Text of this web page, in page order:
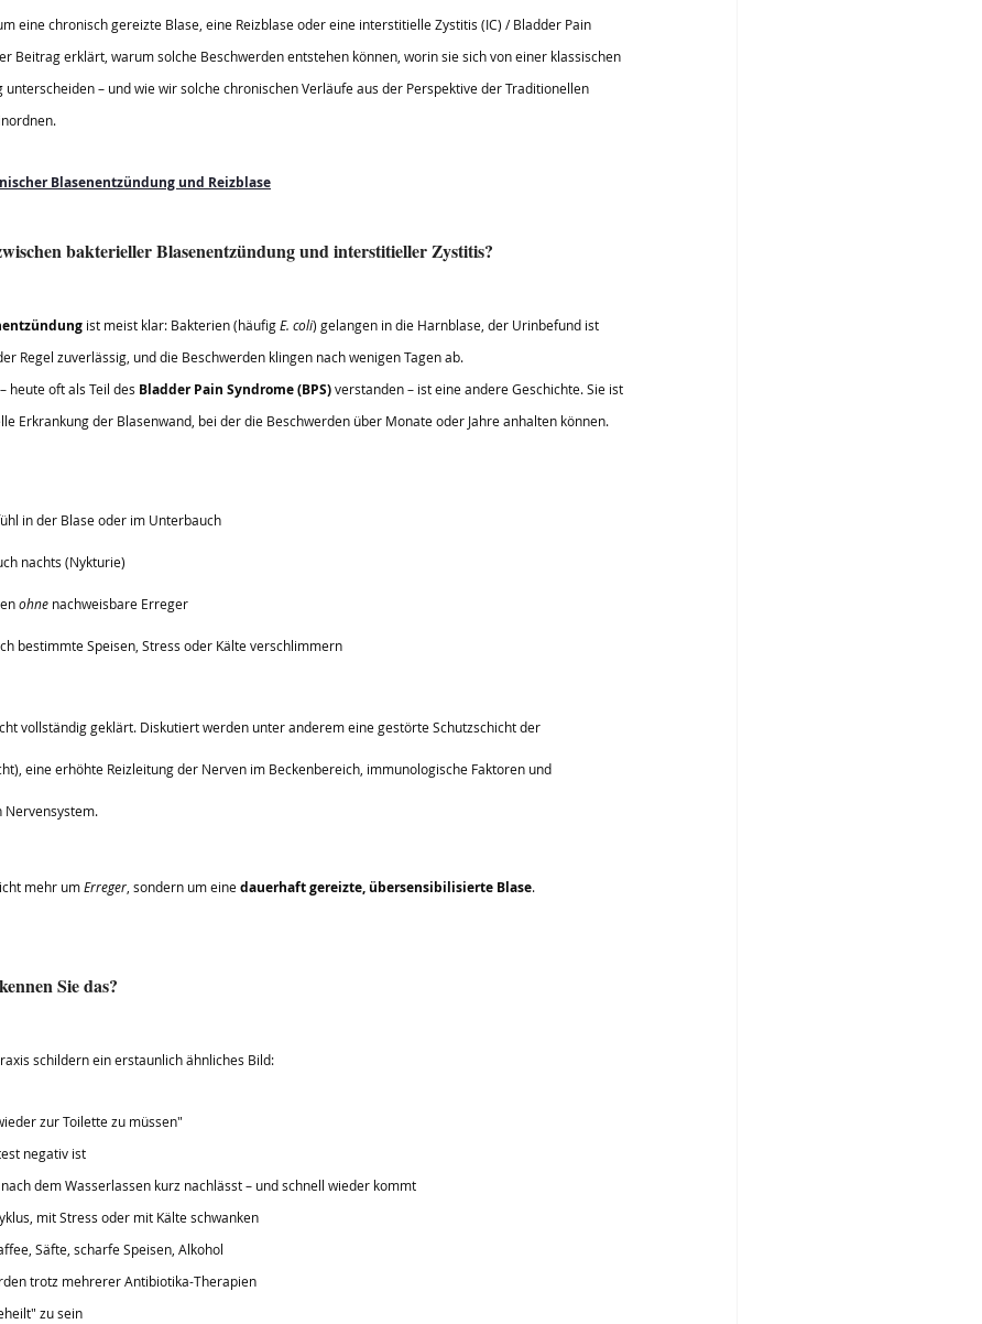
eine chronisch gereizte Blase, eine Reizblase oder eine interstitielle Zystitis (IC) / Bladder Pain
Beitrag erklärt, warum solche Beschwerden entstehen können, worin sie sich von einer klassischen
– und wie wir solche chronischen Verläufe aus der Perspektive der Traditionellen
Blasenentzündung und Reizblase
bakterieller Blasenentzündung und interstitieller Zystitis?
ist meist klar: Bakterien (häufig E. coli) gelangen in die Harnblase, der Urinbefund ist
Regel zuverlässig, und die Beschwerden klingen nach wenigen Tagen ab.
– heute oft als Teil des Bladder Pain Syndrome (BPS) verstanden – ist eine andere Geschichte. Sie ist
Erkrankung der Blasenwand, bei der die Beschwerden über Monate oder Jahre anhalten können.
in der Blase oder im Unterbauch
nachts (Nykturie)
ohne nachweisbare Erreger
bestimmte Speisen, Stress oder Kälte verschlimmern
vollständig geklärt. Diskutiert werden unter anderem eine gestörte Schutzschicht der
eine erhöhte Reizleitung der Nerven im Beckenbereich, immunologische Faktoren und
Nervensystem.
mehr um Erreger, sondern um eine dauerhaft gereizte, übersensibilisierte Blase.
Sie das?
schildern ein erstaunlich ähnliches Bild:
zur Toilette zu müssen"
negativ ist
dem Wasserlassen kurz nachlässt – und schnell wieder kommt
mit Stress oder mit Kälte schwanken
Säfte, scharfe Speisen, Alkohol
trotz mehrerer Antibiotika-Therapien
zu sein